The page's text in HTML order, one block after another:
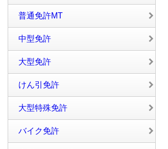
普通免許MT
中型免許
大型免許
けん引免許
大型特殊免許
バイク免許